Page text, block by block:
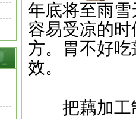
年底将至雨
容易受凉的
方。胃不好
效。
把藕加工制